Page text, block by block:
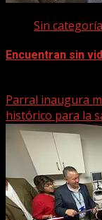
Sin categoría
Encuentran sin
Parral inaugura
histórico para la